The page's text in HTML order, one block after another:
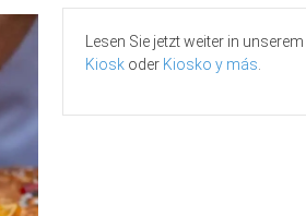
Lesen Sie jetzt weiter in unserem
Kiosk oder Kiosko y más